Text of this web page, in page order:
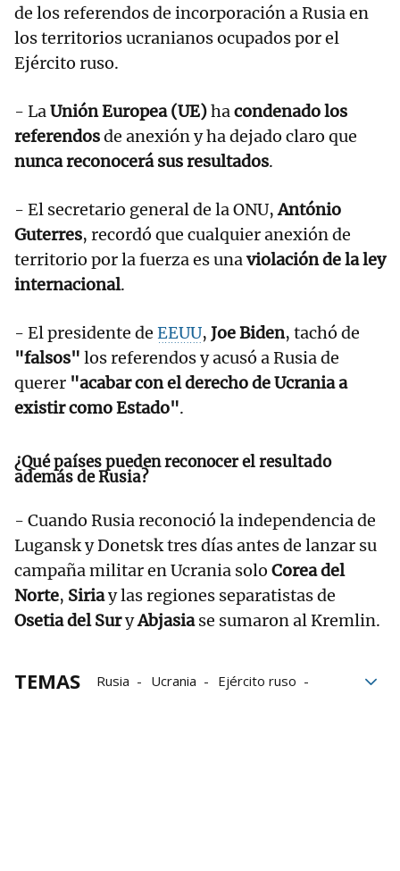
de los referendos de incorporación a Rusia en
los territorios ucranianos ocupados por el
Ejército ruso.
- LaUnión Europea (UE)hacondenado los
referendosde anexión y ha dejado claro que
nunca reconocerá sus resultados.
- El secretario general de la ONU,António
Guterres, recordó que cualquier anexión de
territorio por la fuerza es unaviolación de la ley
internacional.
- El presidente de EEUU, Joe Biden, tachó de
"falsos" los referendos y acusó a Rusia de
querer "acabar con el derecho de Ucrania a
existir como Estado".
¿Qué países pueden reconocer el resultado
además de Rusia?
- Cuando Rusia reconoció la independencia de
Lugansk y Donetsk tres días antes de lanzar su
campaña militar en Ucrania solo Corea del
Norte, Siriay las regiones separatistas de
Osetia del SuryAbjasiase sumaron al Kremlin.
TEMAS Rusia Ucrania
Ejército ruso